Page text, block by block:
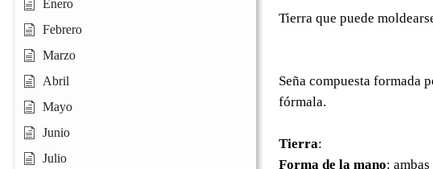
Enero
Febrero
Marzo
Abril
Mayo
Junio
Julio
Tierra que puede
Seña compuesta formada
fórmala.
Tierra:
Forma de la mano: